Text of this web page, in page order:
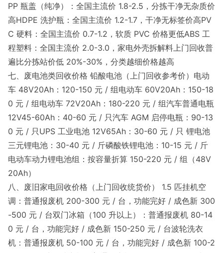
PP 瓶盖（纯净）：全国主流价 1.8-2.5，分拣干净无杂质价
高HDPE 洗护瓶：全国主流价 1.2-1.7，干净无标签价高PV
C 硬料：全国主流价 0.7-1.2，软质 PVC 价格更低ABS 工
程塑料：全国主流价 2.0-3.0，家电外壳拆解料上门回收普
遍比分拣站价低 20%-30%，分类越细价格越高
七、废电池类回收价格 铅酸电池（上门回收参考价）电动
车 48V20Ah：120-150 元 / 组电动车 60V20Ah：150-18
0 元 / 组电动车 72V20Ah：180-220 元 / 组汽车普通电瓶
12V45-60Ah：40-60 元 / 只汽车 AGM 启停电瓶：90-13
0 元 / 只UPS 工业电池 12V65Ah：30-60 元 / 只 锂电池
三元锂电池：30-40 元 / 斤磷酸铁锂电池：10-15 元 / 斤
电动车动力锂电池组：按容量折算 150-220 元 / 组（48V
20Ah）
八、废旧家电回收价格（上门回收统货价） 1.5 匹挂机空
调：普通报废机 200-300 元 / 台，功能完好 / 成色新 300
-500 元 / 台双门冰箱（100 升以上）：普通报废机 80-14
0 元 / 台，功能完好 / 成色新 150-250 元 / 台波轮洗衣
机：普通报废机 50-100 元 / 台，功能完好 / 成色新 100-2